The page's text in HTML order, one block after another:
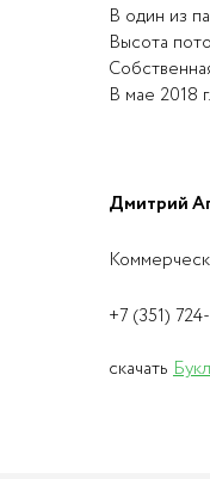
В один из
Высота
В мае 2018
Дмитрий
+7 (351)
скачать